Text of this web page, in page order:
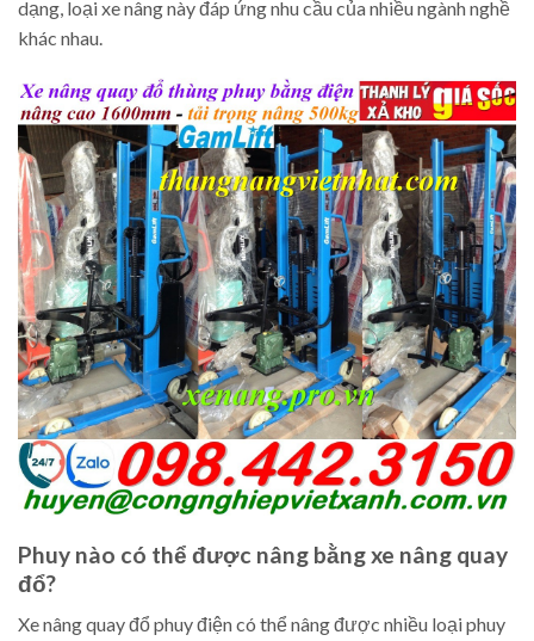
dạng, loại xe nâng này đáp ứng nhu cầu của nhiều ngành nghề
khác nhau.
Phuy nào có thể được nâng bằng xe nâng quay
đổ?
Xe nâng quay đổ phuy điện có thể nâng được nhiều loại phuy